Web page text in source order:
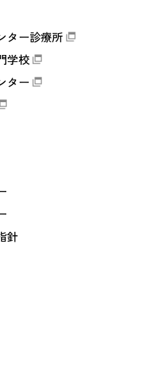
ター診療所
学校
ター
針